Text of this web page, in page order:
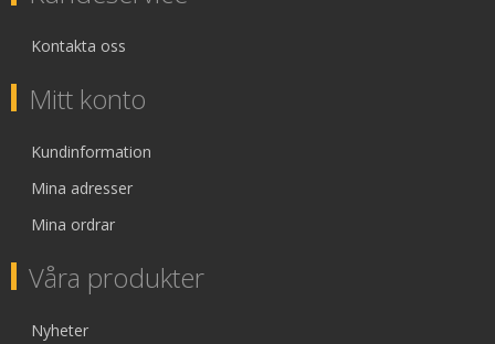
Kontakta oss
Mitt konto
Kundinformation
Mina adresser
Mina ordrar
Våra produkter
Nyheter